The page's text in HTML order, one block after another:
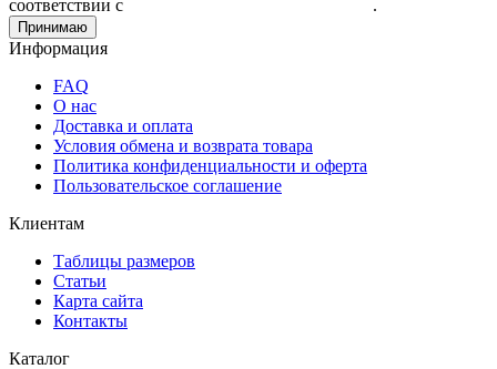
соответствии с
.
Принимаю
Информация
FAQ
О нас
Доставка и оплата
Условия обмена и возврата товара
Политика конфиденциальности и оферта
Пользовательское соглашение
Клиентам
Таблицы размеров
Статьи
Карта сайта
Контакты
Каталог